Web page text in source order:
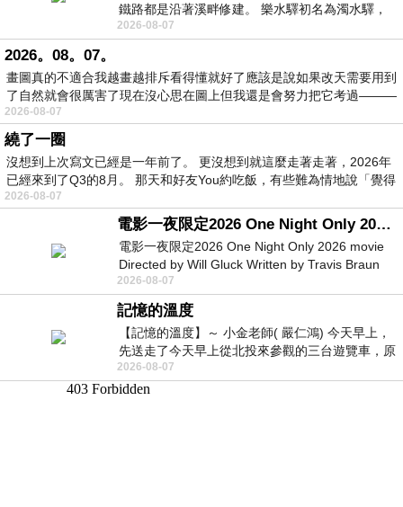
鐵路都是沿著溪畔修建。 樂水驛初名為濁水驛，
但因與臺鐵集集線車站同名，於1953
2026-08-07
2026。08。07。
畫圖真的不適合我越畫越排斥看得懂就好了應該是說如果改天需要用到
了自然就會很厲害了現在沒心思在圖上但我還是會努力把它考過———
2026-08-07
繞了一圈
沒想到上次寫文已經是一年前了。 更沒想到就這麼走著走著，2026年
已經來到了Q3的8月。 那天和好友You約吃飯，有些難為情地說「覺得
2026-08-07
電影一夜限定2026 One Night Only 2026 movie
電影一夜限定2026 One Night Only 2026 movie
Directed by Will Gluck Written by Travis Braun
Starring Monica Barbaro
2026-08-07
記憶的溫度
【記憶的溫度】～ 小金老師( 嚴仁鴻) 今天早上，
先送走了今天早上從北投來參觀的三台遊覽車，原
以為展場已經差不多要安靜下來，卻發
2026-08-07